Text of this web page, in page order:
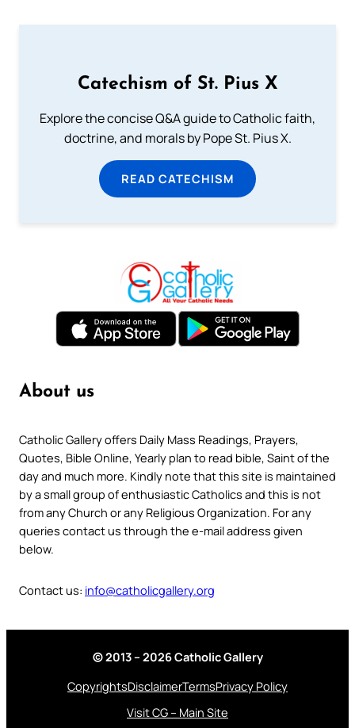
Catechism of St. Pius X
Explore the concise Q&A guide to Catholic faith,
doctrine, and morals by Pope St. Pius X.
READ CATECHISM
About us
Catholic Gallery offers Daily Mass Readings, Prayers,
Quotes, Bible Online, Yearly plan to read bible, Saint of the
day and much more. Kindly note that this site is maintained
by a small group of enthusiastic Catholics and this is not
from any Church or any Religious Organization. For any
queries contact us through the e-mail address given
below.
Contact us: info@catholicgallery.org
© 2013 – 2026 Catholic Gallery
CopyrightsDisclaimerTermsPrivacy Policy
Visit CG – Main Site